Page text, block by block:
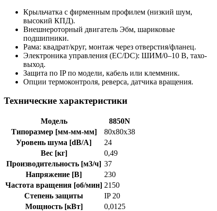
Крыльчатка с фирменным профилем (низкий шум,
высокий КПД).
Внешнероторный двигатель Эбм, шариковые
подшипники.
Рама: квадрат/круг, монтаж через отверстия/фланец.
Электроника управления (EC/DC): ШИМ/0–10 В, тахо-
выход.
Защита по IP по модели, кабель или клеммник.
Опции термоконтроля, реверса, датчика вращения.
Технические характеристики
Модель
8850N
Типоразмер [мм-мм-мм]
80x80x38
Уровень шума [dB/A]
24
Вес [кг]
0,49
Производительность [м3/ч] 37
Напряжение [В]
230
Частота вращения [об/мин] 2150
Степень защиты
IP 20
Мощность [кВт]
0,0125